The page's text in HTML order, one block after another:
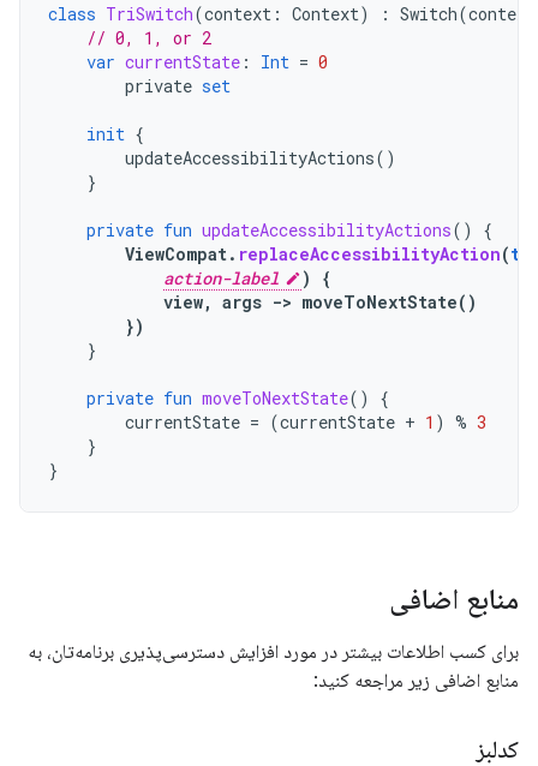
class TriSwitch(context : Context) : Switch(context
// 0, 1, or 2
var currentState : Int = 0
private set
init {
updateAccessibilityActions()
}
private fun updateAccessibilityActions()
{
ViewCompat. replaceAccessibilityAction(
action-label
)
{
view, args -> moveToNextState()
})
}
private fun moveToNextState()
{
currentState = (currentState + 1 ) % 3
}
}
منابع اضافی
برای کسب اطلاعات بیشتر در مورد افزایش دسترسی‌پذیری برنامه‌تان، به
منابع اضافی زیر مراجعه کنید:
کدلبز